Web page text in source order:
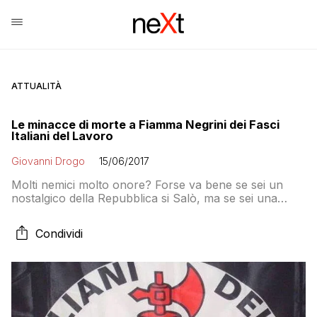
ATTUALITÀ
Le minacce di morte a Fiamma Negrini dei Fasci
Italiani del Lavoro
Giovanni Drogo 15/06/2017
Molti nemici molto onore? Forse va bene se sei un
nostalgico della Repubblica si Salò, ma se sei una
così Fiamma Negrini, minacciata di morte sui social, si
rifiugia in un luogo sicuro. Il padre intanto medita di
Sermide potrebbe tornare alle urne.
Condividi